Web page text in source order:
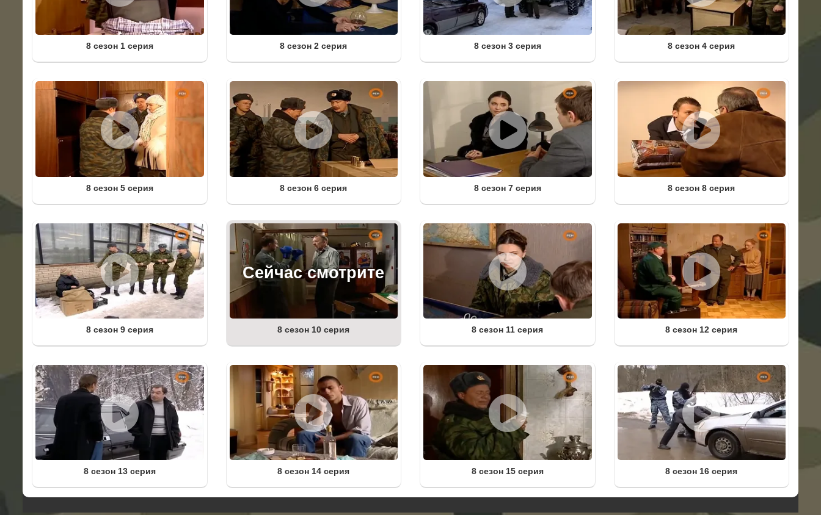
8 сезон 1 серия 8 сезон 2 серия 8 сезон 3 серия 8 сезон 4 серия
8 сезон 5 серия 8 сезон 6 серия 8 сезон 7 серия 8 сезон 8 серия
8 сезон 9 серия 8 сезон 10 серия 8 сезон 11 серия 8 сезон 12 серия
8 сезон 13 серия 8 сезон 14 серия 8 сезон 15 серия 8 сезон 16 серия